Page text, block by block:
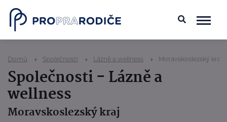
Domů Společnosti Lázně a wellness Moravskoslezský kraj
Společnosti - Lázně a
wellness
Moravskoslezský kraj